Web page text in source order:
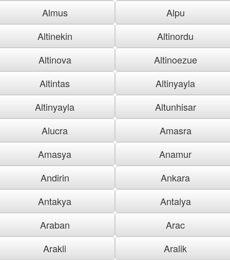
Almus
Alpu
Altinekin
Altinordu
Altinova
Altinoezue
Altintas
Altinyayla
Altinyayla
Altunhisar
Alucra
Amasra
Amasya
Anamur
Andirin
Ankara
Antakya
Antalya
Araban
Arac
Arakli
Aralik